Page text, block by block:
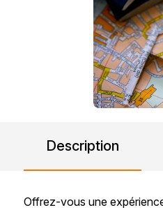
Description
Offrez-vous une